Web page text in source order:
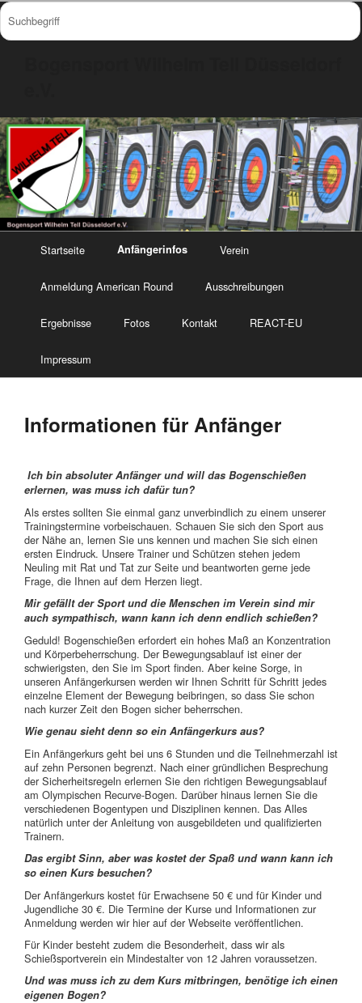
Startseite Anfängerinfos Verein
Anmeldung American Round Ausschreibungen
Ergebnisse Fotos Kontakt REACT-EU
Impressum
Informationen für Anfänger
Ich bin absoluter Anfänger und will das Bogenschießen
erlernen, was muss ich dafür tun?
Als erstes sollten Sie einmal ganz unverbindlich zu einem unserer
Trainingstermine vorbeischauen. Schauen Sie sich den Sport aus
der Nähe an, lernen Sie uns kennen und machen Sie sich einen
ersten Eindruck. Unsere Trainer und Schützen stehen jedem
Neuling mit Rat und Tat zur Seite und beantworten gerne jede
Frage, die Ihnen auf dem Herzen liegt.
Mir gefällt der Sport und die Menschen im Verein sind mir
auch sympathisch, wann kann ich denn endlich schießen?
Geduld! Bogenschießen erfordert ein hohes Maß an Konzentration
und Körperbeherrschung. Der Bewegungsablauf ist einer der
schwierigsten, den Sie im Sport finden. Aber keine Sorge, in
unseren Anfängerkursen werden wir Ihnen Schritt für Schritt jedes
einzelne Element der Bewegung beibringen, so dass Sie schon
nach kurzer Zeit den Bogen sicher beherrschen.
Wie genau sieht denn so ein Anfängerkurs aus?
Ein Anfängerkurs geht bei uns 6 Stunden und die Teilnehmerzahl ist
auf zehn Personen begrenzt. Nach einer gründlichen Besprechung
der Sicherheitsregeln erlernen Sie den richtigen Bewegungsablauf
am Olympischen Recurve-Bogen. Darüber hinaus lernen Sie die
verschiedenen Bogentypen und Disziplinen kennen. Das Alles
natürlich unter der Anleitung von ausgebildeten und qualifizierten
Trainern.
Das ergibt Sinn, aber was kostet der Spaß und wann kann ich
so einen Kurs besuchen?
Der Anfängerkurs kostet für Erwachsene 50 € und für Kinder und
Jugendliche 30 €. Die Termine der Kurse und Informationen zur
Anmeldung werden wir hier auf der Webseite veröffentlichen.
Für Kinder besteht zudem die Besonderheit, dass wir als
Schießsportverein ein Mindestalter von 12 Jahren voraussetzen.
Und was muss ich zu dem Kurs mitbringen, benötige ich einen
eigenen Bogen?